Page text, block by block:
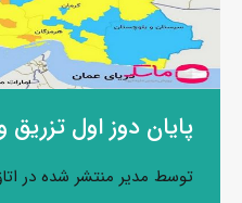
پایان دوز اول تزریق
توسط مدیر منتشر شده در